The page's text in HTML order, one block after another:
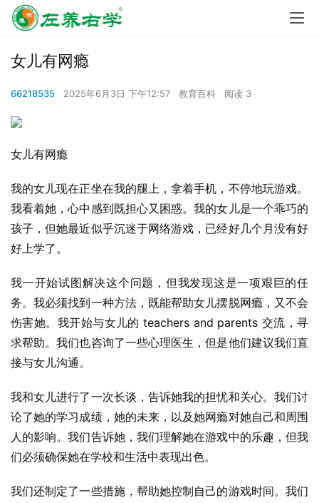
女儿有网瘾
66218535 2025年6月3日 下午12:57 教育百科 阅读 3
女儿有网瘾
我的女儿现在正坐在我的腿上，拿着手机，不停地玩游戏。
我看着她，心中感到既担心又困惑。我的女儿是一个乖巧的
孩子，但她最近似乎沉迷于网络游戏，已经好几个月没有好
好上学了。
我一开始试图解决这个问题，但我发现这是一项艰巨的任
务。我必须找到一种方法，既能帮助女儿摆脱网瘾，又不会
伤害她。我开始与女儿的 teachers and parents 交流，寻
求帮助。我们也咨询了一些心理医生，但是他们建议我们直
接与女儿沟通。
我和女儿进行了一次长谈，告诉她我的担忧和关心。我们讨
论了她的学习成绩，她的未来，以及她网瘾对她自己和周围
人的影响。我们告诉她，我们理解她在游戏中的乐趣，但我
们必须确保她在学校和生活中表现出色。
我们还制定了一些措施，帮助她控制自己的游戏时间。我们